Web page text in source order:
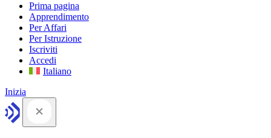
Prima pagina
Apprendimento
Per Affari
Per Istruzione
Iscriviti
Accedi
Italiano
Inizia